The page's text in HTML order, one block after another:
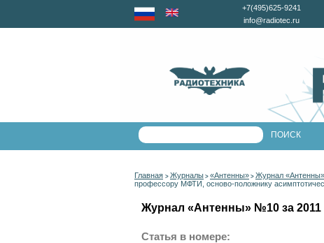
+7(495)625-9241
info@radiotec.ru
Главная > Журналы > «Антенны» > Журнал
профессору МФТИ, осново-положнику
Журнал «Антенны» №10 за 2011
Статья в номере: